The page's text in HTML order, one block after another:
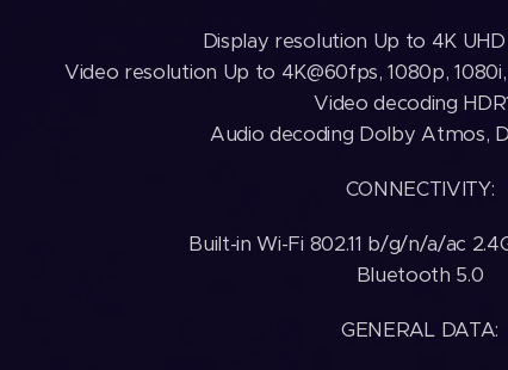
Display resolution Up to 4K
Video resolution Up to 4K@60fps, 1080p,
Video decoding
Audio decoding Dolby Atmos,
CONNECTIVITY:
Built-in Wi-Fi 802.11 b/g/n/a/ac
Bluetooth 5.0
GENERAL DATA: